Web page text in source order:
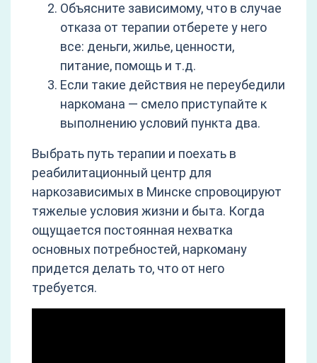
Объясните зависимому, что в случае
отказа от терапии отберете у него
все: деньги, жилье, ценности,
питание, помощь и т.д.
Если такие действия не переубедили
наркомана — смело приступайте к
выполнению условий пункта два.
Выбрать путь терапии и поехать в
реабилитационный центр для
наркозависимых в Минске спровоцируют
тяжелые условия жизни и быта. Когда
ощущается постоянная нехватка
основных потребностей, наркоману
придется делать то, что от него
требуется.